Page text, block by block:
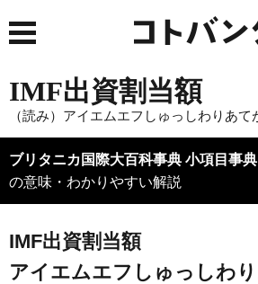
IMF出資割当額
（読み）アイエムエフしゅっしわりあて
ブリタニカ国際大百科事典 小項目事典
の意味・わかりやすい解説
IMF出資割当額
アイエムエフしゅっしわり